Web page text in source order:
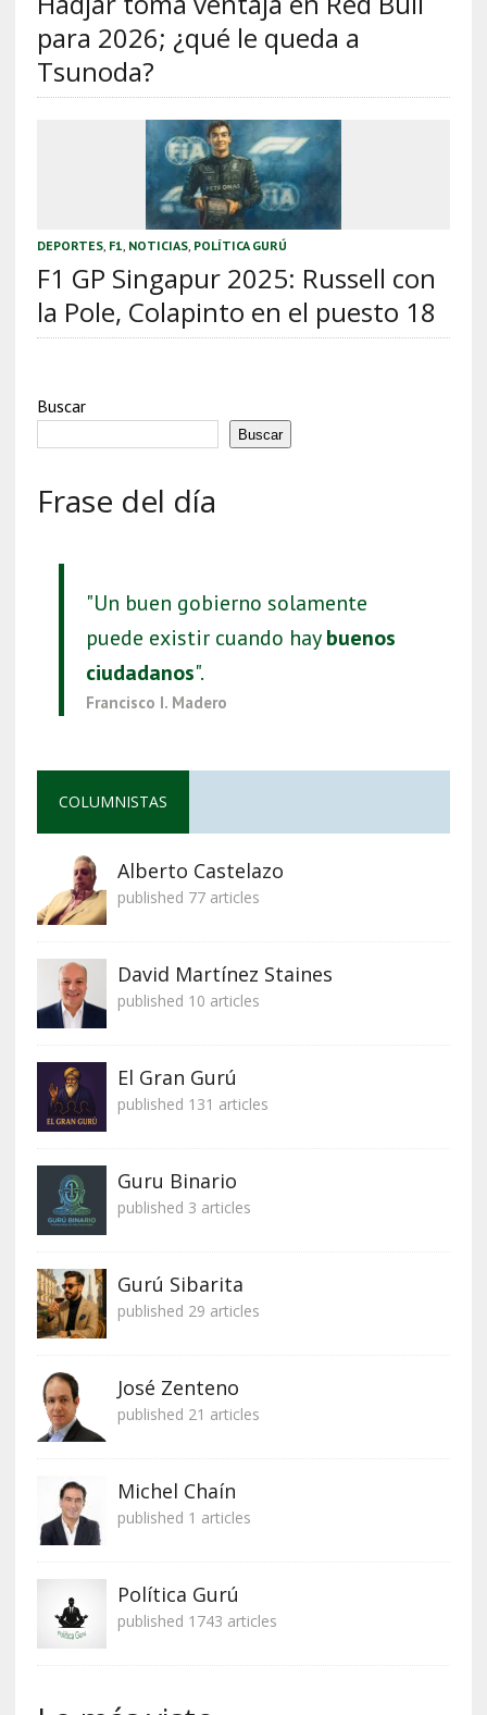
para 2026; ¿qué le queda a
Tsunoda?
DEPORTES, F1, NOTICIAS, POLÍTICA GURÚ
F1 GP Singapur 2025: Russell con
la Pole, Colapinto en el puesto 18
Buscar
Buscar
Frase del día
"Un buen gobierno solamente
puede existir cuando haybuenos
ciudadanos".
Francisco I. Madero
COLUMNISTAS
Alberto Castelazo
published 77 articles
David Martínez Staines
published 10 articles
El Gran Gurú
published 131 articles
Guru Binario
published 3 articles
Gurú Sibarita
published 29 articles
José Zenteno
published 21 articles
Michel Chaín
published 1 articles
Política Gurú
published 1743 articles